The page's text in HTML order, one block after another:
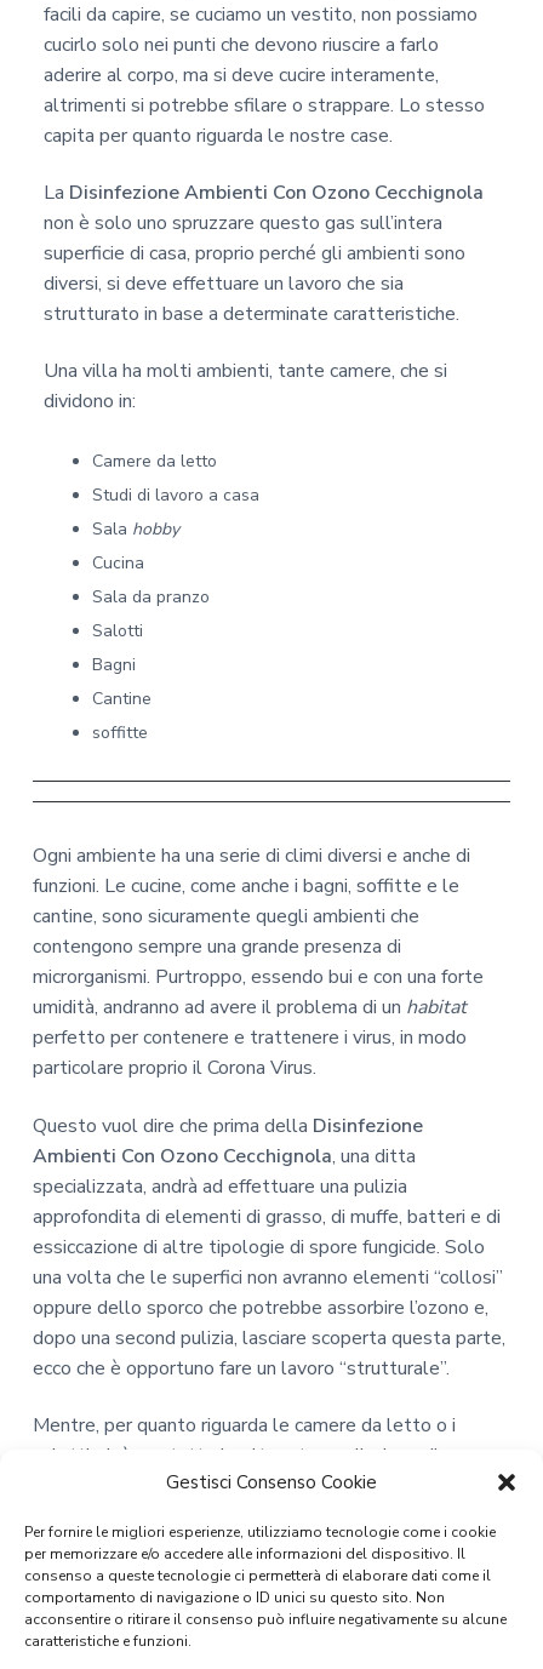
Gestisci Consenso Cookie
Per fornire le migliori esperienze, utilizziamo tecnologie come i cookie
per memorizzare e/o accedere alle informazioni del dispositivo. Il
consenso a queste tecnologie ci permetterà di elaborare dati come il
comportamento di navigazione o ID unici su questo sito. Non
acconsentire o ritirare il consenso può influire negativamente su alcune
caratteristiche e funzioni.
facili da capire, se cuciamo un vestito, non possiamo
cucirlo solo nei punti che devono riuscire a farlo
aderire al corpo, ma si deve cucire interamente,
altrimenti si potrebbe sfilare o strappare. Lo stesso
capita per quanto riguarda le nostre case.
La Disinfezione Ambienti Con Ozono Cecchignola
non è solo uno spruzzare questo gas sull’intera
superficie di casa, proprio perché gli ambienti sono
diversi, si deve effettuare un lavoro che sia
strutturato in base a determinate caratteristiche.
Una villa ha molti ambienti, tante camere, che si
dividono in:
Camere da letto
Studi di lavoro a casa
Sala hobby
Cucina
Sala da pranzo
Salotti
Bagni
Cantine
soffitte
Ogni ambiente ha una serie di climi diversi e anche di
funzioni. Le cucine, come anche i bagni, soffitte e le
cantine, sono sicuramente quegli ambienti che
contengono sempre una grande presenza di
microrganismi. Purtroppo, essendo bui e con una forte
umidità, andranno ad avere il problema di un habitat
perfetto per contenere e trattenere i virus, in modo
particolare proprio il Corona Virus.
Questo vuol dire che prima della Disinfezione
Ambienti Con Ozono Cecchignola, una ditta
specializzata, andrà ad effettuare una pulizia
approfondita di elementi di grasso, di muffe, batteri e di
essiccazione di altre tipologie di spore fungicide. Solo
una volta che le superfici non avranno elementi “collosi”
oppure dello sporco che potrebbe assorbire l’ozono e,
dopo una second pulizia, lasciare scoperta questa parte,
ecco che è opportuno fare un lavoro “strutturale”.
Mentre, per quanto riguarda le camere da letto o i
salotti, cioè per tutte le altre stanze, l’azione di
Disinfezione Ambienti Con Ozono Cecchignola
leggera, ma dove potrebbe non essere per forza
necessaria una pulizia diversa.
Solo che, in questi ambienti, ci sono altri elementi da